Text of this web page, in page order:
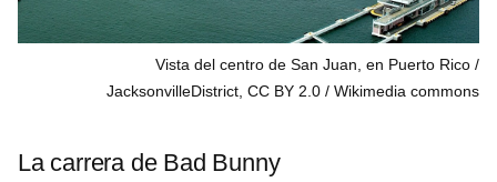
Vista del centro de San Juan, en Puerto Rico /
JacksonvilleDistrict, CC BY 2.0
Wikimedia commons
La carrera de Bad Bunny